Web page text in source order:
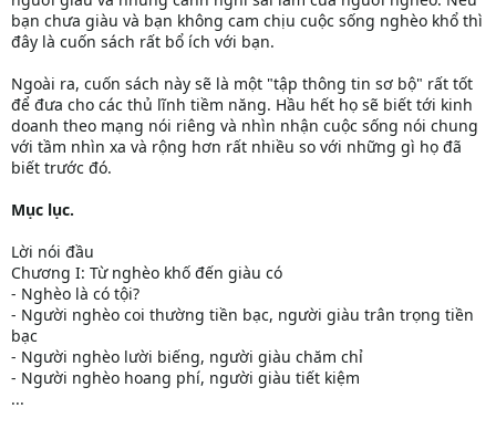
bạn chưa giàu và bạn không cam chịu cuộc sống nghèo khổ thì
đây là cuốn sách rất bổ ích với bạn.
Ngoài ra, cuốn sách này sẽ là một "tập thông tin sơ bộ" rất tốt
để đưa cho các thủ lĩnh tiềm năng. Hầu hết họ sẽ biết tới kinh
doanh theo mạng nói riêng và nhìn nhận cuộc sống nói chung
với tầm nhìn xa và rộng hơn rất nhiều so với những gì họ đã
biết trước đó.
Mục lục.
Lời nói đầu
Chương I: Từ nghèo khố đến giàu có
- Nghèo là có tội?
- Người nghèo coi thường tiền bạc, người giàu trân trọng tiền
bạc
- Người nghèo lười biếng, người giàu chăm chỉ
- Người nghèo hoang phí, người giàu tiết kiệm
...